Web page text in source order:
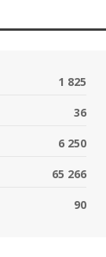
1 825
36
6 250
65 266
90